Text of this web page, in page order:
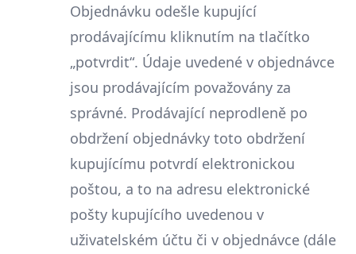
Objednávku odešle kupující
prodávajícímu kliknutím na tlačítko
„potvrdit“. Údaje uvedené v objednávce
jsou prodávajícím považovány za
správné. Prodávající neprodleně po
obdržení objednávky toto obdržení
kupujícímu potvrdí elektronickou
poštou, a to na adresu elektronické
pošty kupujícího uvedenou v
uživatelském účtu či v objednávce (dále